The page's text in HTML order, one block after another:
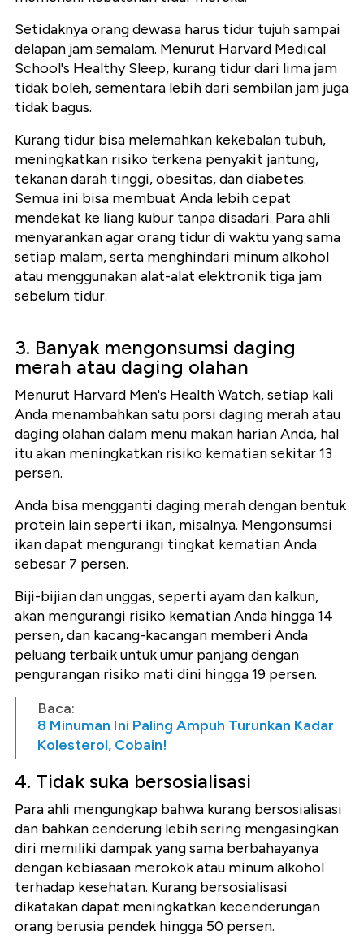
Setidaknya orang dewasa harus tidur tujuh sampai
delapan jam semalam. Menurut Harvard Medical
School's Healthy Sleep, kurang tidur dari lima jam
tidak boleh, sementara lebih dari sembilan jam juga
tidak bagus.
Kurang tidur bisa melemahkan kekebalan tubuh,
meningkatkan risiko terkena penyakit jantung,
tekanan darah tinggi, obesitas, dan diabetes.
Semua ini bisa membuat Anda lebih cepat
mendekat ke liang kubur tanpa disadari. Para ahli
menyarankan agar orang tidur di waktu yang sama
setiap malam, serta menghindari minum alkohol
atau menggunakan alat-alat elektronik tiga jam
sebelum tidur.
3. Banyak mengonsumsi daging
merah atau daging olahan
Menurut Harvard Men's Health Watch, setiap kali
Anda menambahkan satu porsi daging merah atau
daging olahan dalam menu makan harian Anda, hal
itu akan meningkatkan risiko kematian sekitar 13
persen.
Anda bisa mengganti daging merah dengan bentuk
protein lain seperti ikan, misalnya. Mengonsumsi
ikan dapat mengurangi tingkat kematian Anda
sebesar 7 persen.
Biji-bijian dan unggas, seperti ayam dan kalkun,
akan mengurangi risiko kematian Anda hingga 14
persen, dan kacang-kacangan memberi Anda
peluang terbaik untuk umur panjang dengan
pengurangan risiko mati dini hingga 19 persen.
Baca:
8 Minuman Ini Paling Ampuh Turunkan Kadar
Kolesterol, Cobain!
4. Tidak suka bersosialisasi
Para ahli mengungkap bahwa kurang bersosialisasi
dan bahkan cenderung lebih sering mengasingkan
diri memiliki dampak yang sama berbahayanya
dengan kebiasaan merokok atau minum alkohol
terhadap kesehatan. Kurang bersosialisasi
dikatakan dapat meningkatkan kecenderungan
orang berusia pendek hingga 50 persen.